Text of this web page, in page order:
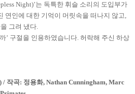
Night)’는 독특한 휘슬 소리의 도입부가
연인에 대한 기억이 머릿속을 떠나지 않고,
그려 냈다.
’ 구절을 인용하였습니다. 허락해 주신 하상
/ 작곡: 정용화, Nathan Cunningham, Marc